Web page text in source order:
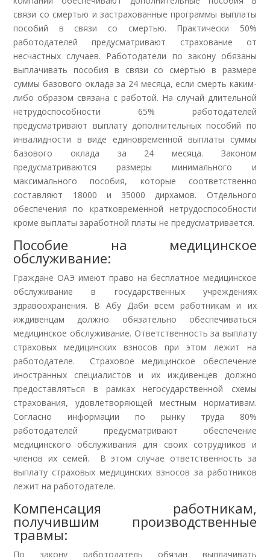
связи со смертью и застрахованные программы выплаты
пособий в связи со смертью. Практически 50%
работодателей предусматривают страхование от
несчастных случаев. Работодатели по закону обязаны
выплачивать пособия в связи со смертью в размере
суммы базового оклада за 24 месяца, если смерть каким-
либо образом связана с работой. На случай длительной
нетрудоспособности 65% работодателей
предусматривают выплату дополнительных пособий по
инвалидности в виде единовременной выплаты суммы
базового оклада за 24 месяца. Законом
предусматриваются размеры минимального и
максимального пособия, которые соответственно
составляют 18000 и 35000 дирхамов. Отдельного
обеспечения по кратковременной нетрудоспособности
кроме выплаты заработной платы не предусматривается.
Пособие на медицинское
обслуживание:
Граждане ОАЭ имеют право на бесплатное медицинское
обслуживание в государственных учреждениях
здравоохранения. В Абу Даби всем работникам и их
иждивенцам должно обязательно обеспечиваться
медицинское обслуживание. Ответственность за выплату
страховых медицинских взносов при этом лежит на
работодателе. Страховое медицинское обеспечение
иностранных специалистов и их иждивенцев должно
предоставляться в рамках негосударственной схемы
страхования, удовлетворяющей местным нормативам.
Согласно информации по рынку труда 80%
работодателей предусматривают обеспечение
медицинского обслуживания для своих сотрудников и
членов их семей. В этом случае ответственность за
выплату страховых медицинских взносов за работников
лежит на работодателе.
Компенсация работникам,
получившим производственные
травмы:
По закону работодатель обязан выплачивать